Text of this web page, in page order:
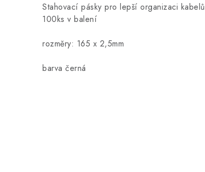
Stahovací pásky pro lepší organizaci kabelů
100ks v balení
rozměry: 165 x 2,5mm
barva černá